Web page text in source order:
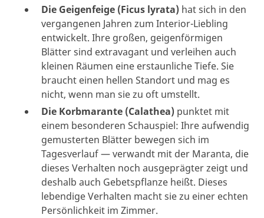
Die Geigenfeige (Ficus lyrata) hat sich in den
vergangenen Jahren zum Interior-Liebling
entwickelt. Ihre großen, geigenförmigen
Blätter sind extravagant und verleihen auch
kleinen Räumen eine erstaunliche Tiefe. Sie
braucht einen hellen Standort und mag es
nicht, wenn man sie zu oft umstellt.
Die Korbmarante (Calathea) punktet mit
einem besonderen Schauspiel: Ihre aufwendig
gemusterten Blätter bewegen sich im
Tagesverlauf — verwandt mit der Maranta, die
dieses Verhalten noch ausgeprägter zeigt und
deshalb auch Gebetspflanze heißt. Dieses
lebendige Verhalten macht sie zu einer echten
Persönlichkeit im Zimmer.